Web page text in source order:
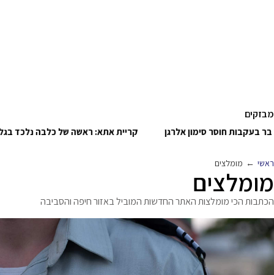
מבזקים
ריקול לביסקוויטים פתי בר בעקבות בהירים, הטמפרטורות 26°
ראשי ← מומלצים
מומלצים
הכתבות הכי מומלצות האתר החדשות המוביל באזור חיפה והסביבה